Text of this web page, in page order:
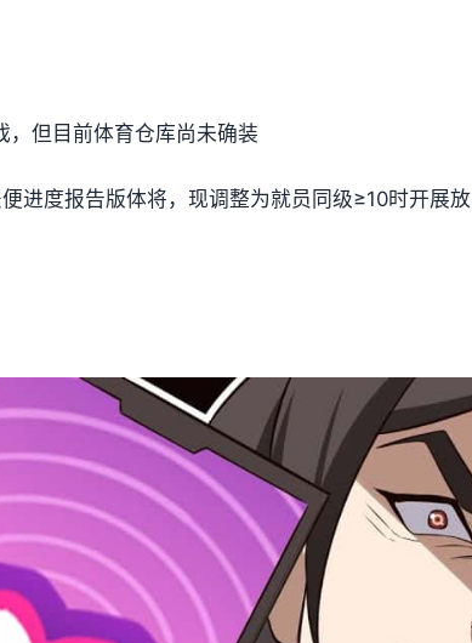
但目前体育仓库尚未确装
进度报告版体将，现调整为就员同级≥10时开展放